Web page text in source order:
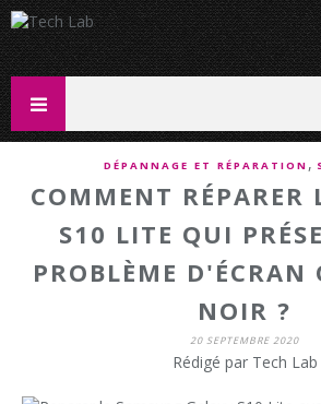
DÉPANNAGE ET RÉPARATION ,
COMMENT RÉPARER
S10 LITE QUI
PROBLÈME D'ÉCRAN
NOIR ?
20 SEPTEMBRE 2020
Rédigé par Tech Lab